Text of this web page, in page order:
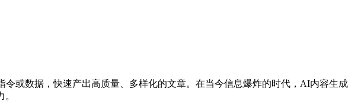
或数据，快速产出高质量、多样化的文章。在当今信息爆炸的时代，AI内容生成